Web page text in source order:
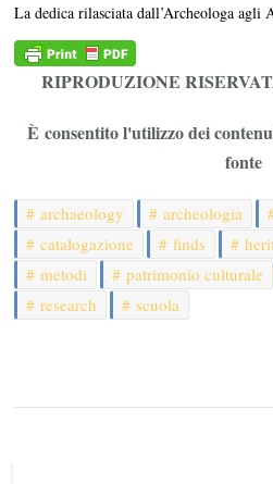
La dedica rilasciata dall’Archeologa agli
RIPRODUZIONE
È consentito l'utilizzo dei
fonte
archaeology archeologia
catalogazione
finds
metodi
patrimonio culturale
research
scuola
Navigazione